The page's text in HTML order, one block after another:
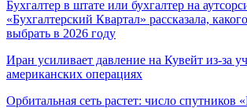
Бухгалтер в штате или бухгалтер на
«Бухгалтерский Квартал» рассказала,
выбрать в 2026 году
Иран усиливает давление на Кувейт из-за
американских операциях
Орбитальная сеть растет: число спутников